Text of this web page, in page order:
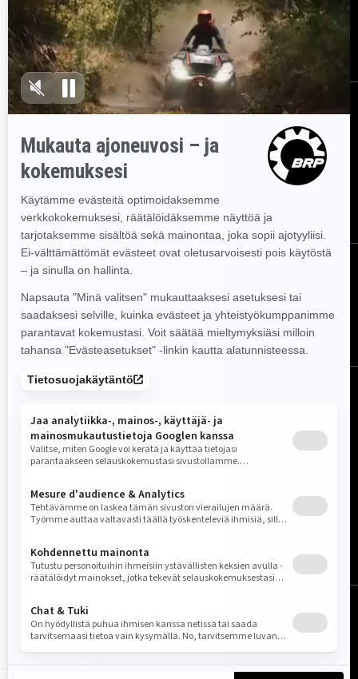
Asiakaspalvelu
Työpaikat
Tule BRP:n jälleenmyyjäksi
Takaisinkutsut
Tilaa uutiskirje
Tilaa uutiskirje.Saat tietää tuoreeltaan uusimmat uutiset, tapahtumat
ja tarjoukset.
TILAA
Suomi (suomi)
© BRP 2003–2026
Oikeudellinen huomautus
Tietosuojakäytäntö Ponnahdusikkuna